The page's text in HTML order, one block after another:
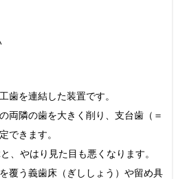
歯を連結した装置です。
両隣の歯を大きく削り、支台歯（＝
できます。
、やはり見た目も悪くなります。
覆う義歯床（ぎししょう）や留め具